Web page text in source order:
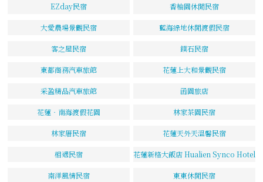
EZday民宿 香柚園休閒民宿
大愛農場景觀民宿 藍海綠地休閒渡假民宿
客之屋民宿 鏷石民宿
東都商務汽車旅館 花蓮上大和景觀民宿
采盈精品汽車旅館 函園旅店
花蓮‧南海渡假花園 林家茶園民宿
林家厝民宿 花蓮天外天溫馨民宿
相遇民宿 花蓮新格大飯店 Hualien Synco Hotel
南洋風情民宿 東東休閒民宿